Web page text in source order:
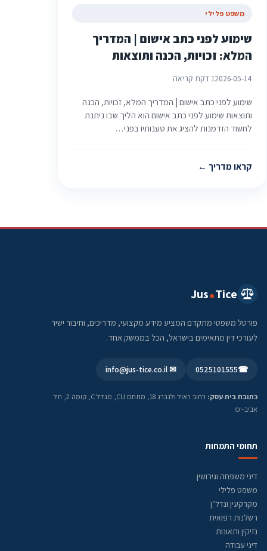
משפט פלילי
שימוע לפני כתב אישום | המדריך
המלא: זכויות, הכנה ותוצאות
2026-05-141 דקת קריאה
שימוע לפני כתב אישום | המדריך המלא, זכויות, הכנה
ותוצאות שימוע לפני כתב אישום הוא הליך שבו ניתנת
לחשוד הזדמנות להציג את טענותיו בפני…
קראו מדריך
Jus Tice
פורטל משפטי מתקדם המציע מידע מקצועי, מדריכים, וחיבור ישיר
לעורכי דין מתאימים בישראל, הכל בממשק אחד.
☎
0525101555
✉ info@jus-tice.co.il
כתובת בית עסק:
רחוב ראול ולנברג 18, מתחם CU, מגדל C, קומה 2, תל
אביב-יפו
תחומי התמחות
דיני משפחה וגירושין
משפט פלילי
מקרקעין ונדל"ן
רשלנות רפואית
נזיקין ותאונות
דיני עבודה